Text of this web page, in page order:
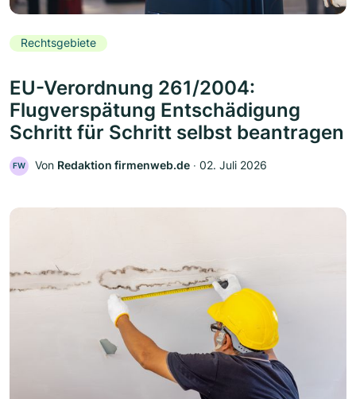
Rechtsgebiete
EU-Verordnung 261/2004:
Flugverspätung Entschädigung
Schritt für Schritt selbst beantragen
FW Von Redaktion firmenweb.de ‧ 02. Juli 2026